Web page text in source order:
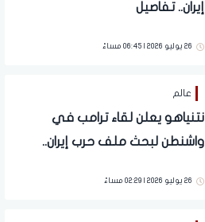
إيران.. تفاصيل
26 يوليو 2026 | 06:45 مساءً
عالم
نتنياهو يعلن لقاء ترامب في
واشنطن لبحث ملف حرب إيران..
26 يوليو 2026 | 02:29 مساءً